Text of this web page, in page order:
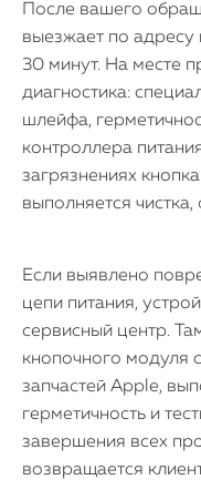
После вашего
выезжает по адресу
30 минут. На месте
диагностика:
шлейфа,
контроллера
загрязнениях
выполняется
Если выявлено
цепи питания,
сервисный центр.
кнопочного модуля
запчастей Apple,
герметичность и
завершения всех
возвращается